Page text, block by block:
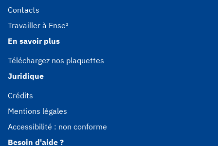
Contacts
Travailler à Ense³
En savoir plus
Téléchargez nos plaquettes
Juridique
Crédits
Mentions légales
Accessibilité : non conforme
Besoin d'aide ?